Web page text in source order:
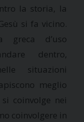
la storia, la
si fa vicino.
greca d’uso
dentro,
situazioni
meglio
coinvolge nei
coinvolgere in